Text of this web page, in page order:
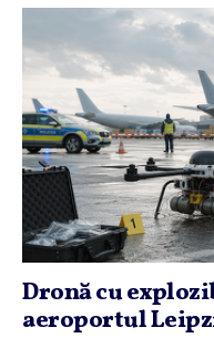
Dronă cu
aeroportul